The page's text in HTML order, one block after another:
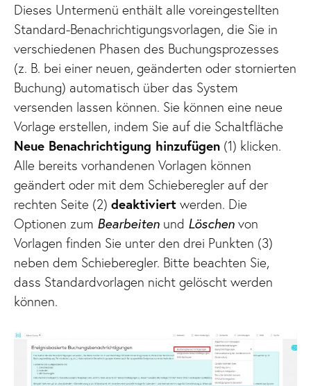
Dieses Untermenü enthält alle voreingestellten
Standard-Benachrichtigungsvorlagen, die Sie in
verschiedenen Phasen des Buchungsprozesses
(z. B. bei einer neuen, geänderten oder stornierten
Buchung) automatisch über das System
versenden lassen können. Sie können eine neue
Vorlage erstellen, indem Sie auf die Schaltfläche
Neue Benachrichtigung hinzufügen (1) klicken.
Alle bereits vorhandenen Vorlagen können
geändert oder mit dem Schieberegler auf der
rechten Seite (2) deaktiviert werden. Die
Optionen zum Bearbeiten und Löschen von
Vorlagen finden Sie unter den drei Punkten (3)
neben dem Schieberegler. Bitte beachten Sie,
dass Standardvorlagen nicht gelöscht werden
können.